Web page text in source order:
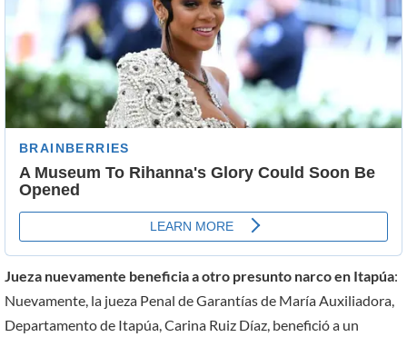
Jueza nuevamente beneficia a otro presunto narco en Itapúa:
Nuevamente, la jueza Penal de Garantías de María Auxiliadora,
Departamento de Itapúa, Carina Ruiz Díaz, benefició a un